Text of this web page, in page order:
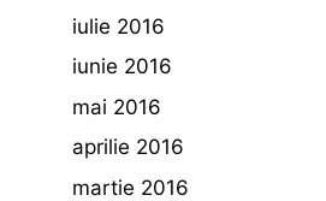
iulie 2016
iunie 2016
mai 2016
aprilie 2016
martie 2016